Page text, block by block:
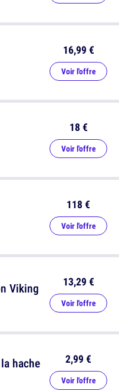
16,99 €
Voir l'offre
118 €
Voir l'offre
hache
2,99 €
Voir l'offre
18 €
Voir l'offre
Viking 13,29 €
Voir l'offre